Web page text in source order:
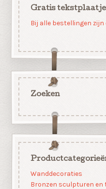
Gratis tekstplaatje
Bij alle bestellingen
Zoeken
Wanddecoraties
Bronzen sculpturen en